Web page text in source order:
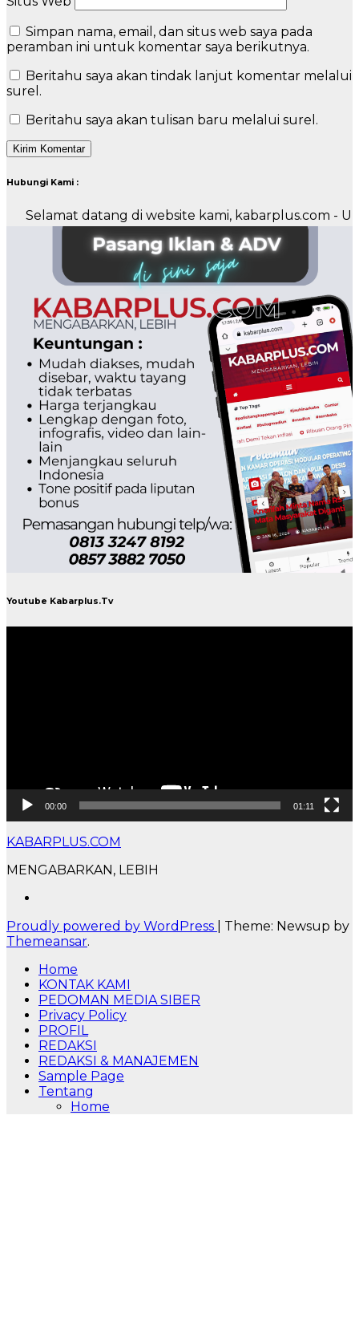
Simpan nama, email, dan situs web saya pada
peramban ini untuk komentar saya berikutnya.
Beritahu saya akan tindak lanjut komentar melalui
surel.
Beritahu saya akan tulisan baru melalui surel.
Hubungi Kami :
datang di website kami, kabarplus.com - Untuk
Youtube Kabarplus.Tv
00:00 01:11
KABARPLUS.COM
MENGABARKAN, LEBIH
Proudly powered by WordPress
Theme: Newsup by
Themeansar.
Home
KONTAK KAMI
PEDOMAN MEDIA SIBER
Privacy Policy
PROFIL
REDAKSI
REDAKSI & MANAJEMEN
Sample Page
Tentang
Home